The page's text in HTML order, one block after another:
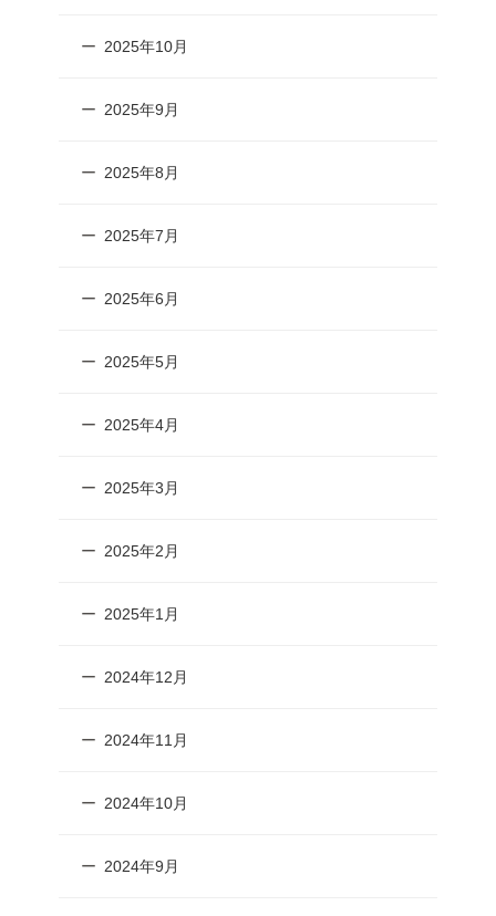
2025年10月
2025年9月
2025年8月
2025年7月
2025年6月
2025年5月
2025年4月
2025年3月
2025年2月
2025年1月
2024年12月
2024年11月
2024年10月
2024年9月